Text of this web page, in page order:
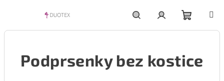
HľadaťPrihlásenie
košík
Podprsenky bez kostice